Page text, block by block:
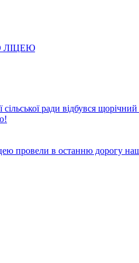
ЛІЦЕЮ
ради відбувся щорічний
провели в останню дорогу